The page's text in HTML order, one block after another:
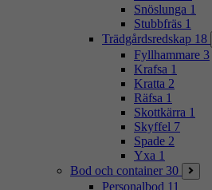
Snöslunga 1
Stubbfräs 1
Trädgårdsredskap 18
Fyllhammare 3
Krafsa 1
Kratta 2
Räfsa 1
Skottkärra 1
Skyffel 7
Spade 2
Yxa 1
Bod och container 30
Personalbod 11